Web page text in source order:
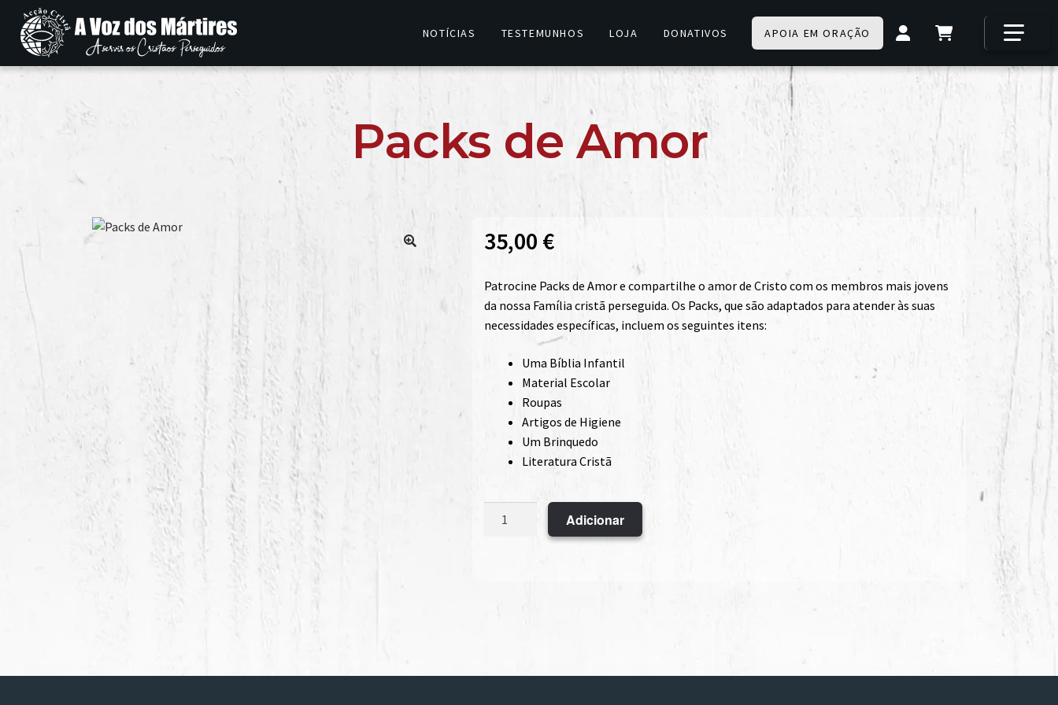
NOTÍCIAS TESTEMUNHOS LOJA DONATIVOS APOIA EM ORAÇÃO
Packs de Amor
35,00 €
Patrocine Packs de Amor e compartilhe o amor de Cristo com os membros mais jovens
da nossa Família cristã perseguida. Os Packs, que são adaptados para atender às suas
necessidades específicas, incluem os seguintes itens:
Uma Bíblia Infantil
Material Escolar
Roupas
Artigos de Higiene
Um Brinquedo
Literatura Cristã
Adicionar